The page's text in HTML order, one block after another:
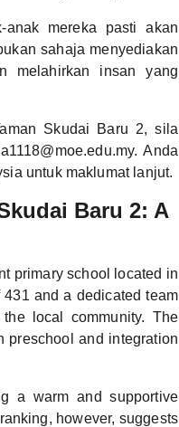
anak mereka pasti akan
sahaja menyediakan
melahirkan insan yang
Skudai Baru 2, sila
Anda
untuk maklumat lanjut.
Baru 2: A
primary school located in
and a dedicated team
local community. The
preschool and integration
a warm and supportive
however, suggests